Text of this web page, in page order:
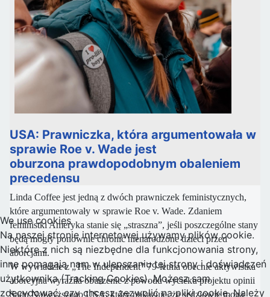
USA: Prawniczka, która argumentowała w
sprawie Roe v. Wade jest
oburzona prawdopodobnym obaleniem
precedensu
Linda Coffee jest jedną z dwóch prawniczek feministycznych,
które argumentowały w sprawie Roe v. Wade. Zdaniem
feministki ​​Ameryka stanie się „straszna”, jeśli poszczególne stany
będą mogły ponownie chronić nienarodzone dzieci przed
aborcjami.
W wywiadzie z „The Independent” 79-letnia obecnie aktywistka
aborcyjna wyraziła oburzenie z powodu wycieku projektu opinii
Sądu Najwyższego USA, który pokazuje, że sędziowie mogą
We use cookies
Na naszej stronie internetowej używamy plików cookie.
Niektóre z nich są niezbędne dla funkcjonowania strony,
inne pomagają nam w ulepszaniu tej strony i doświadczeń
użytkownika (Tracking Cookies). Możesz sam
zdecydować, czy chcesz zezwolić na pliki cookie. Należy